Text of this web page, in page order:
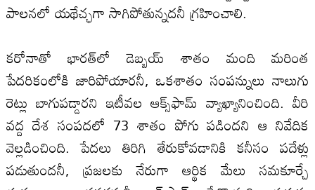
పాల‌నలో యథేచ్ఛగా సాగిపోతున్నదనీ గ్రహించాలి.
కరోనాతో భారత్‌లో డెబ్బయ్‌ శాతం మంది మరింత
పేదరికంలోకి జారిపోయారనీ, ఒకశాతం సంపన్నులు నాలుగు
రెట్లు బాగుపడ్డారని ఇటీవల‌ ఆక్స్‌ఫామ్‌ వ్యాఖ్యానించింది. వీరి
వద్ద దేశ సంపదలో 73 శాతం పోగు పడిందని ఆ నివేదిక
వెల్ల‌డించింది. పేదలు తిరిగి తేరుకోవడానికి కనీసం పదేళ్లు
పడుతుందనీ, ప్రజల‌కు నేరుగా ఆర్థిక మేలు సమకూర్చే